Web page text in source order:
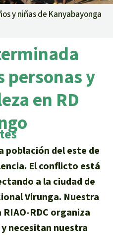
y Noticias
al boletín
Salva la Selva
Salva la Selva
tropical
tropical
de la Naturaleza
Salva la Selva
la Selva
donación
tema
selva
y defensores de la
región
y niñas de Kanyabayonga
personas y
en RD
población del este de
El conflicto está
a la ciudad de
Virunga. Nuestra
RDC organiza
necesitan nuestra